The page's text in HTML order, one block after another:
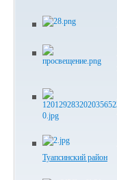
Туапсинский район